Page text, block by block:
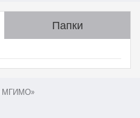
Папки
МГИМО»